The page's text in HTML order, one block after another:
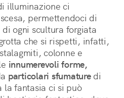
illuminazione ci
permettendoci di
ogni scultura forgiata
che si rispetti, infatti,
colonne e
innumerevoli forme,
particolari sfumaturedi
la fantasia ci si può